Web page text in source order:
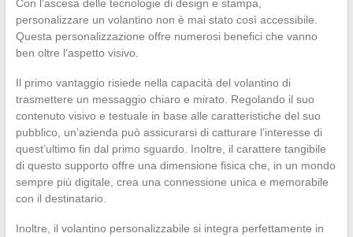
Con l’ascesa delle tecnologie di design e stampa,
personalizzare un volantino non è mai stato così accessibile.
Questa personalizzazione offre numerosi benefici che vanno
ben oltre l’aspetto visivo.
Il primo vantaggio risiede nella capacità del volantino di
trasmettere un messaggio chiaro e mirato. Regolando il suo
contenuto visivo e testuale in base alle caratteristiche del suo
pubblico, un’azienda può assicurarsi di catturare l’interesse di
quest’ultimo fin dal primo sguardo. Inoltre, il carattere tangibile
di questo supporto offre una dimensione fisica che, in un mondo
sempre più digitale, crea una connessione unica e memorabile
con il destinatario.
Inoltre, il volantino personalizzabile si integra perfettamente in